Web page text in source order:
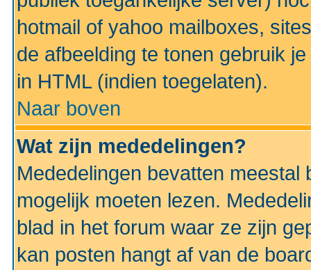
hotmail of yahoo mailboxes,
de afbeelding te tonen gebruik
in HTML (indien toegelaten).
Naar boven
Wat zijn mededelingen?
Mededelingen bevatten
mogelijk moeten lezen.
blad in het forum waar ze zijn
kan posten hangt af van de